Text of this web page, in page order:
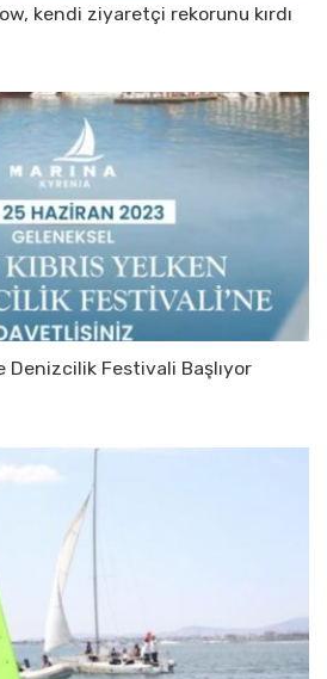
kendi ziyaretçi rekorunu kırdı
Denizcilik Festivali Başlıyor